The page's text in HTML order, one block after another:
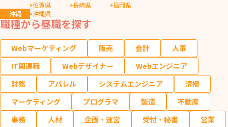
佐賀県
長崎県
福岡県
沖縄
沖縄県
職種から昼職を探す
Webマーケティング 販売 会計
人事
IT関連職
Webデザイナー
Webエンジニア
財務
アパレル システムエンジニア
清掃
マーケティング
プログラマ 製造
不動産
事務
人材 企画・運営 受付・秘書
営業